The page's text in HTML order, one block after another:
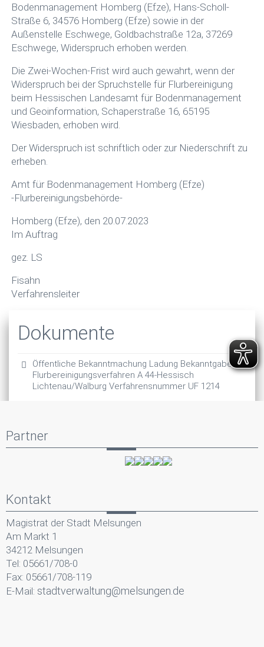
Bodenmanagement Homberg (Efze), Hans-Scholl-
Straße 6, 34576 Homberg (Efze) sowie in der
Außenstelle Eschwege, Goldbachstraße 12a, 37269
Eschwege, Widerspruch erhoben werden.
Die Zwei-Wochen-Frist wird auch gewahrt, wenn der
Widerspruch bei der Spruchstelle für Flurbereinigung
beim Hessischen Landesamt für Bodenmanagement
und Geoinformation, Schaperstraße 16, 65195
Wiesbaden, erhoben wird.
Der Widerspruch ist schriftlich oder zur Niederschrift zu
erheben.
Amt für Bodenmanagement Homberg (Efze)
-Flurbereinigungsbehörde-
Homberg (Efze), den 20.07.2023
Im Auftrag
gez. LS
Fisahn
Verfahrensleiter
Dokumente
Öffentliche Bekanntmachung Ladung Bekanntgabe
Flurbereinigungsverfahren A 44-Hessisch
Lichtenau/Walburg Verfahrensnummer UF 1214
Partner
Kontakt
Magistrat der Stadt Melsungen
Am Markt 1
34212 Melsungen
Tel: 05661/708-0
Fax: 05661/708-119
E-Mail: stadtverwaltung@melsungen.de